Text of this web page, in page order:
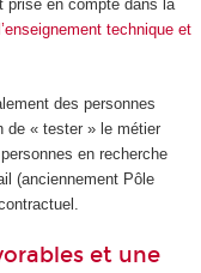
prise en compte dans la
technique et
des personnes
de « tester » le métier
en recherche
(anciennement Pôle
et une